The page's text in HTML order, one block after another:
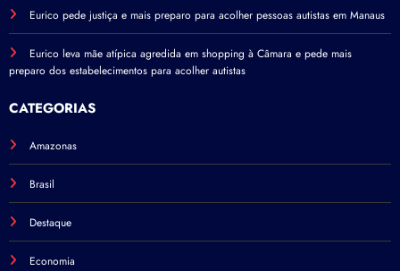
Eurico pede justiça e mais preparo para acolher pessoas autistas em Manaus
Eurico leva mãe atípica agredida em shopping à Câmara e pede mais
preparo dos estabelecimentos para acolher autistas
CATEGORIAS
Amazonas
Brasil
Destaque
Economia